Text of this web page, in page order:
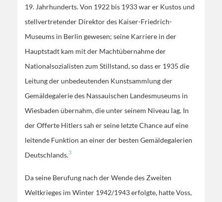
19. Jahrhunderts. Von 1922 bis 1933 war er Kustos und
stellvertretender Direktor des Kaiser-Friedrich-
Museums in Berlin gewesen; seine Karriere in der
Hauptstadt kam mit der Machtübernahme der
Nationalsozialisten zum Stillstand, so dass er 1935 die
Leitung der unbedeutenden Kunstsammlung der
Gemäldegalerie des Nassauischen Landesmuseums in
Wiesbaden übernahm, die unter seinem Niveau lag. In
der Offerte Hitlers sah er seine letzte Chance auf eine
leitende Funktion an einer der besten Gemäldegalerien
Deutschlands.3
Da seine Berufung nach der Wende des Zweiten
Weltkrieges im Winter 1942/1943 erfolgte, hatte Voss,